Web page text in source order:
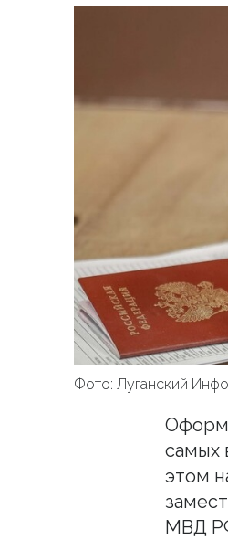
Фото: Луганский
самых
этом
МВД